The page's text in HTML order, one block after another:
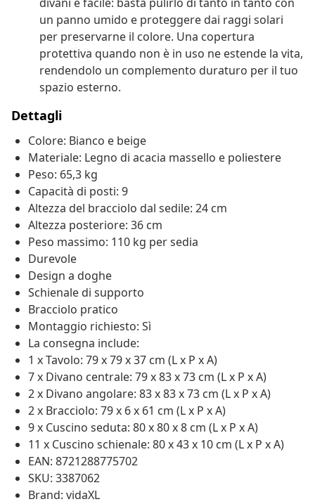
un panno umido e proteggere dai raggi solari
per preservarne il colore. Una copertura
protettiva quando non è in uso ne estende la vita,
rendendolo un complemento duraturo per il tuo
spazio esterno.
Dettagli
Colore: Bianco e beige
Materiale: Legno di acacia massello e poliestere
Peso: 65,3 kg
Capacità di posti: 9
Altezza del bracciolo dal sedile: 24 cm
Altezza posteriore: 36 cm
Peso massimo: 110 kg per sedia
Durevole
Design a doghe
Schienale di supporto
Bracciolo pratico
Montaggio richiesto: Sì
La consegna include:
1 x Tavolo: 79 x 79 x 37 cm (L x P x A)
7 x Divano centrale: 79 x 83 x 73 cm (L x P x A)
2 x Divano angolare: 83 x 83 x 73 cm (L x P x A)
2 x Bracciolo: 79 x 6 x 61 cm (L x P x A)
9 x Cuscino seduta: 80 x 80 x 8 cm (L x P x A)
11 x Cuscino schienale: 80 x 43 x 10 cm (L x P x A)
EAN: 8721288775702
SKU: 3387062
Brand: vidaXL